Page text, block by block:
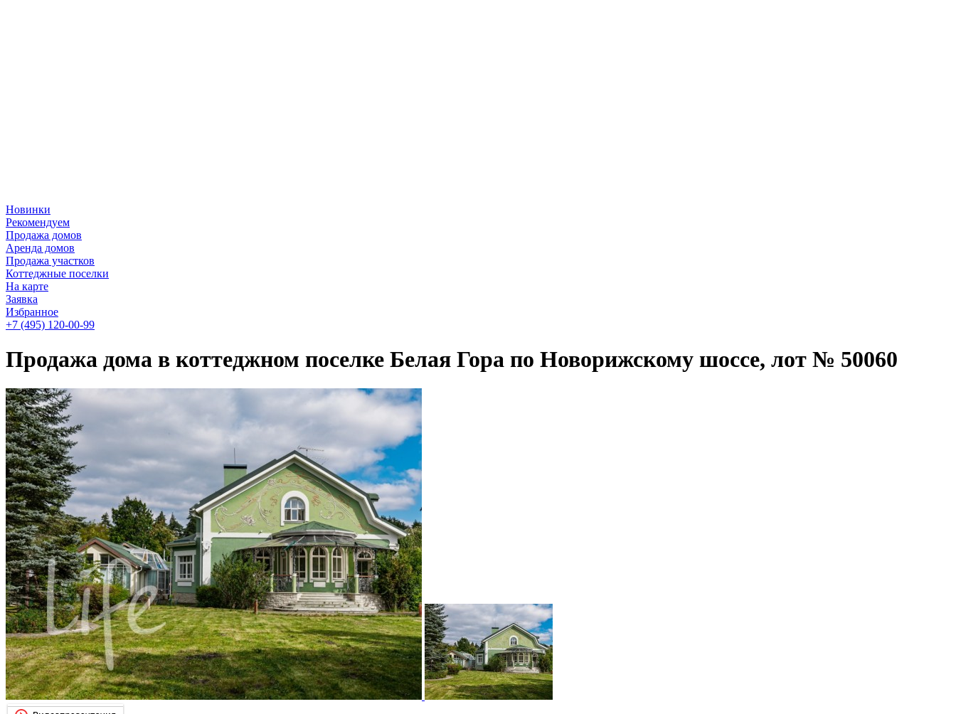
Новинки
Рекомендуем
Продажа домов
Аренда домов
Продажа участков
Коттеджные поселки
На карте
Заявка
Избранное
+7 (495) 120-00-99
Продажа дома в коттеджном поселке Белая Гора по Новорижскому шоссе, лот № 50060